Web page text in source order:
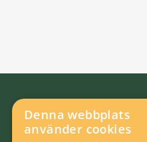
Denna webbplats
använder cookies